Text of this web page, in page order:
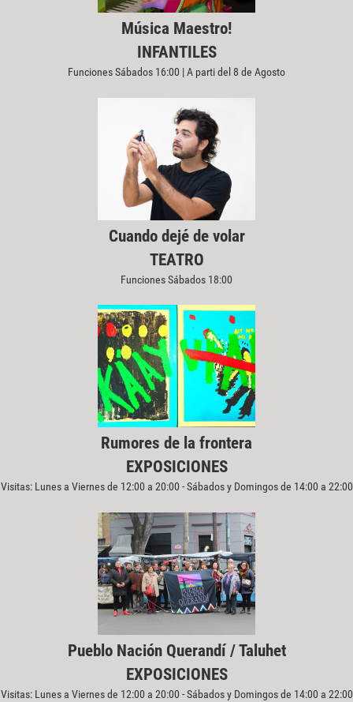
Música Maestro!
INFANTILES
Funciones Sábados 16:00 | A parti del 8 de Agosto
Cuando dejé de volar
TEATRO
Funciones Sábados 18:00
Rumores de la frontera
EXPOSICIONES
Visitas: Lunes a Viernes de 12:00 a 20:00 - Sábados y Domingos de 14:00 a 22:00
Pueblo Nación Querandí / Taluhet
EXPOSICIONES
Visitas: Lunes a Viernes de 12:00 a 20:00 - Sábados y Domingos de 14:00 a 22:00